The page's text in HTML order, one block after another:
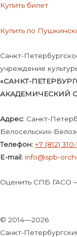
Купить билет
Купить по
Санкт-
учреждение
«САНКТ-
АКАДЕМИЧЕСКИЙ
Адрес: Санкт-
Белосельских-
Телефон: +7 (812)
E-mail: info@spb-
Оценить СПБ ГАСО
© 2014—2026
Санкт-